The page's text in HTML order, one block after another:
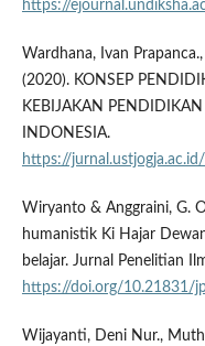
https://
Wardhana, Ivan
(2020). KONSEP
KEBIJAKAN
INDONESIA.
https://
Wiryanto & Anggraini, G.
humanistik Ki Hajar
belajar. Jurnal Penelitian
https://doi.org/10.21831/
Wijayanti, Deni Nur.,